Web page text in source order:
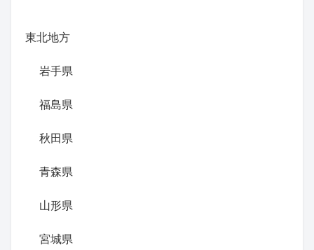
東北地方
岩手県
福島県
秋田県
青森県
山形県
宮城県